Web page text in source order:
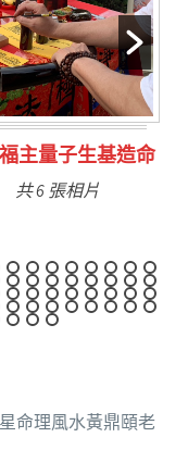
永康風水鑑定
共 9 張相片
命理風水黃鼎頤老